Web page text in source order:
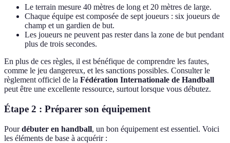
Le terrain mesure 40 mètres de long et 20 mètres de large.
Chaque équipe est composée de sept joueurs : six joueurs de
champ et un gardien de but.
Les joueurs ne peuvent pas rester dans la zone de but pendant
plus de trois secondes.
En plus de ces règles, il est bénéfique de comprendre les fautes,
comme le jeu dangereux, et les sanctions possibles. Consulter le
règlement officiel de la Fédération Internationale de Handball
peut être une excellente ressource, surtout lorsque vous débutez.
Étape 2 : Préparer son équipement
Pourdébuter en handball, un bon équipement est essentiel. Voici
les éléments de base à acquérir :